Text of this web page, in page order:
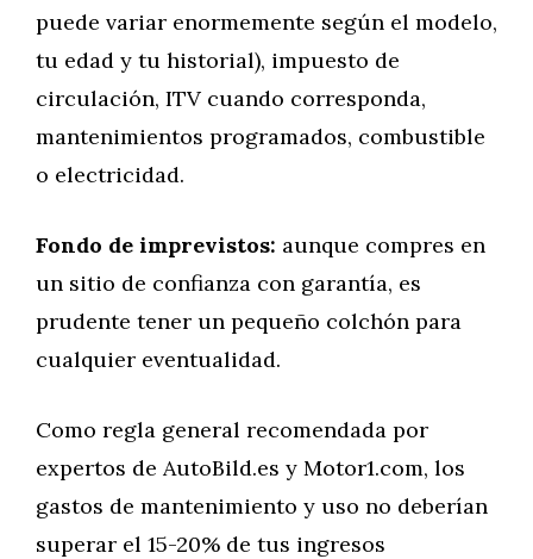
puede variar enormemente según el modelo,
tu edad y tu historial), impuesto de
circulación, ITV cuando corresponda,
mantenimientos programados, combustible
o electricidad.
Fondo de imprevistos: aunque compres en
un sitio de confianza con garantía, es
prudente tener un pequeño colchón para
cualquier eventualidad.
Como regla general recomendada por
expertos de AutoBild.es y Motor1.com, los
gastos de mantenimiento y uso no deberían
superar el 15-20% de tus ingresos